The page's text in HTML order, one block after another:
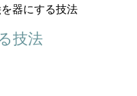
器にする技法
技法